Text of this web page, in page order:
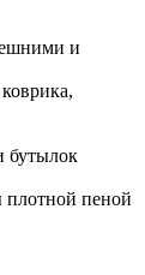
и
бутылок
плотной пеной